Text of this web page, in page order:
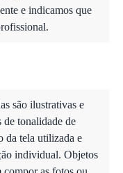
e indicamos que
são ilustrativas e
de tonalidade de
da tela utilizada e
individual. Objetos